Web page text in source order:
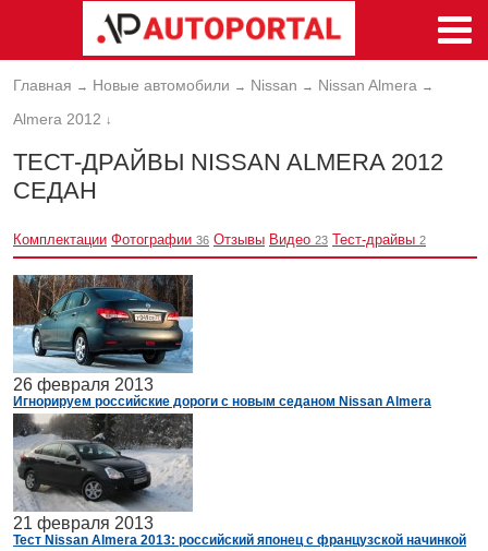
Главная → Новые автомобили → Nissan → Nissan Almera →
Almera 2012 ↓
ТЕСТ-ДРАЙВЫ NISSAN ALMERA 2012
СЕДАН
Комплектации Фотографии 36 Отзывы Видео 23 Тест-драйвы 2
26 февраля 2013
Игнорируем российские дороги с новым седаном Nissan Almera
21 февраля 2013
Тест Nissan Almera 2013: российский японец с французской начинкой